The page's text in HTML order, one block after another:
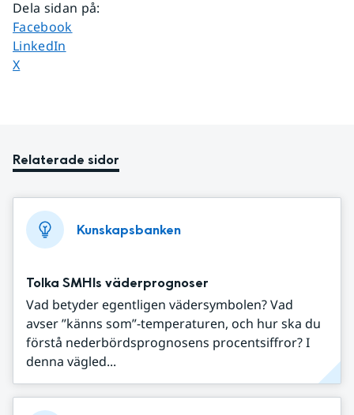
Dela sidan på:
Dela sidan på
Facebook
Dela sidan på
LinkedIn
Dela sidan på
X
Relaterade sidor
Kunskapsbanken
Tolka SMHIs väderprognoser
Vad betyder egentligen vädersymbolen? Vad
avser ”känns som”-temperaturen, och hur ska du
förstå nederbördsprognosens procentsiffror? I
denna vägled...